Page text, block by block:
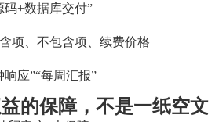
码+数据库交付”
项、不包含项、续费价格
响应”“每周汇报”
的保障，不是一纸空文